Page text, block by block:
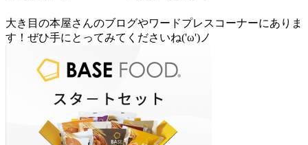
大き目の本屋さんのブログやワードプレスコーナーにありま
す！ぜひ手にとってみてくださいね('ω')ノ